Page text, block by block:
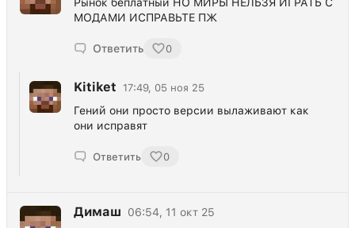
МОДАМИ ИСПРАВЬТЕ ПЖ
Ответить 0
Kitiket 17:49, 05 ноя 25
Гений они просто версии вылаживают как
они исправят
Ответить 0
Димаш
06:54, 11 окт 25